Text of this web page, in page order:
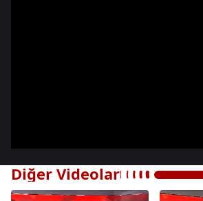
Diğer Videolar